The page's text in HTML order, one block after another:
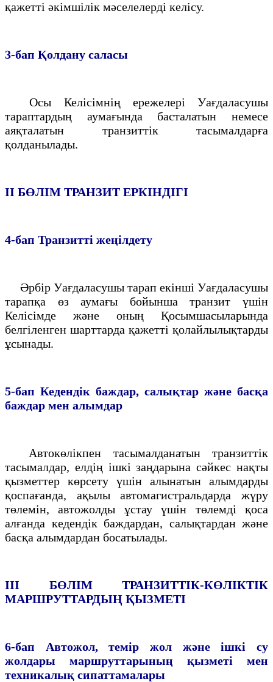
қажетті әкiмшiлiк мәселелердi келiсу.
3-бап Қолдану саласы
Осы Келiсiмнің ережелерi Уағдаласушы
тараптардың аумағында басталатын немесе
аяқталатын транзиттiк тасымалдарға
қолданылады.
II БӨЛIМ ТРАНЗИТ ЕРКIНДIГI
4-бап Транзиттi жеңiлдету
Әрбiр Уағдаласушы тарап екінші Уағдаласушы
тарапқа өз аумағы бойынша транзит үшін
Келiсімде және оның Қосымшасыларында
белгiленген шарттарда қажеттi қолайлылықтарды
ұсынады.
5-бап Кедендiк баждар, салықтар және басқа
баждар мен алымдар
Автокөлікпен тасымалданатын транзиттiк
тасымалдар, елдің ішкi заңдарына сәйкес нақты
қызметтер көрсету үшін алынатын алымдарды
қоспағанда, ақылы автомагистральдарда жүру
төлемiн, автожолды ұстау үшiн төлемдi қоса
алғанда кедендік баждардан, салықтардан және
басқа алымдардан босатылады.
ІII БӨЛIМ
ТРАНЗИТТIК-КӨЛIКТІК
МАРШРУТТАРДЫҢ ҚЫЗМЕТI
6-бап
Автожол, темiр жол және iшкi су
жолдары маршруттарының
қызметi мен
техникалық сипаттамалары